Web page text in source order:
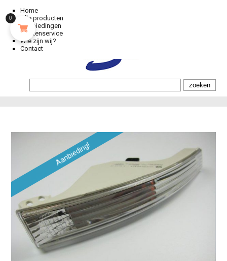
Home
Alle producten
Aanbiedingen
Klantenservice
Wie zijn wij?
Contact
Aanbieding!
0